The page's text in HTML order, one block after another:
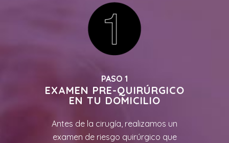
PASO 1
EXAMEN PRE-QUIRÚRGICO
EN TU DOMICILIO
Antes de la cirugía, realizamos un
examen de riesgo quirúrgico que